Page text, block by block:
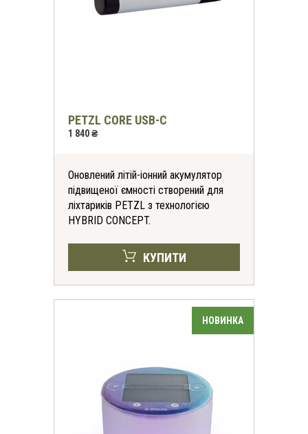
PETZL CORE USB-C
1 840 ₴
Оновлений літій-іонний акумулятор
підвищеної ємності створений для
ліхтариків PETZL з технологією
HYBRID CONCEPT.
КУПИТИ